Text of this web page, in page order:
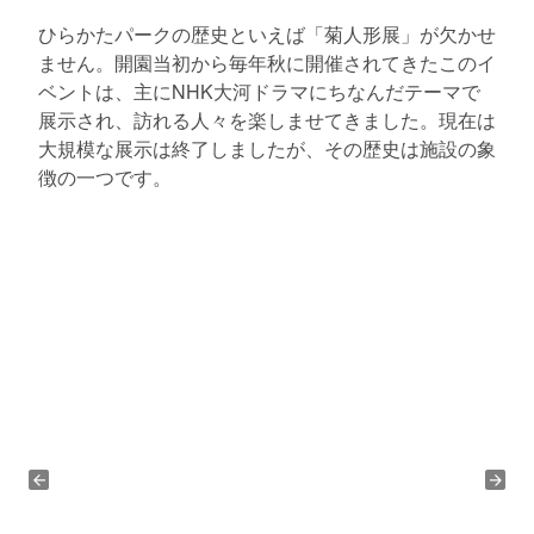
ひらかたパークの歴史といえば「菊人形展」が欠かせ
ません。開園当初から毎年秋に開催されてきたこのイ
ベントは、主にNHK大河ドラマにちなんだテーマで
展示され、訪れる人々を楽しませてきました。現在は
大規模な展示は終了しましたが、その歴史は施設の象
徴の一つです。